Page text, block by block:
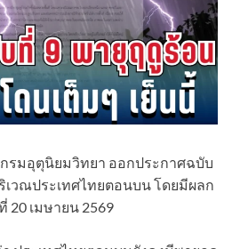
กรมอุตุนิยมวิทยา ออกประกาศฉบับ
เวณประเทศไทยตอนบน โดยมีผลก
20 เมษายน 2569